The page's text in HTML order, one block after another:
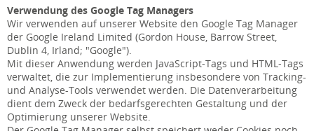
Verwendung des Google Tag Managers
Wir verwenden auf unserer Website den Google Tag Manager
der Google Ireland Limited (Gordon House, Barrow Street,
Dublin 4, Irland; "Google").
Mit dieser Anwendung werden JavaScript-Tags und HTML-Tags
verwaltet, die zur Implementierung insbesondere von Tracking-
und Analyse-Tools verwendet werden. Die Datenverarbeitung
dient dem Zweck der bedarfsgerechten Gestaltung und der
Optimierung unserer Website.